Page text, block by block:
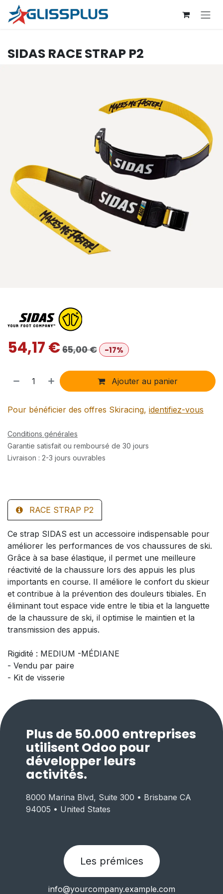
Se rendre au contenu
SIDAS RACE STRAP P2
54,17€65,00€ -17%
Ajouter au panier
Pour bénéficier des offres Skiracing, identifiez-vous
Conditions générales
Garantie satisfait ou remboursé de 30 jours
Livraison : 2-3 jours ouvrables
RACE STRAP P2
Ce strap SIDAS est un accessoire indispensable pour
améliorer les performances de vos chaussures de ski.
Grâce à sa base élastique, il permet une meilleure
réactivité de la chaussure lors des appuis les plus
importants en course. Il améliore le confort du skieur
et contribue à la prévention des douleurs tibiales. En
éliminant tout espace vide entre le tibia et la languette
de la chaussure de ski, il optimise le maintien et la
transmission des appuis.
Rigidité : MEDIUM -MÉDIANE
- Vendu par paire
- Kit de visserie
Plus de 50.000 entreprises
utilisent Odoo pour
développer leurs
activités.
Les prémices
8000 Marina Blvd, Suite 300 • Brisbane CA
94005 • United States
info@yourcompany.example.com